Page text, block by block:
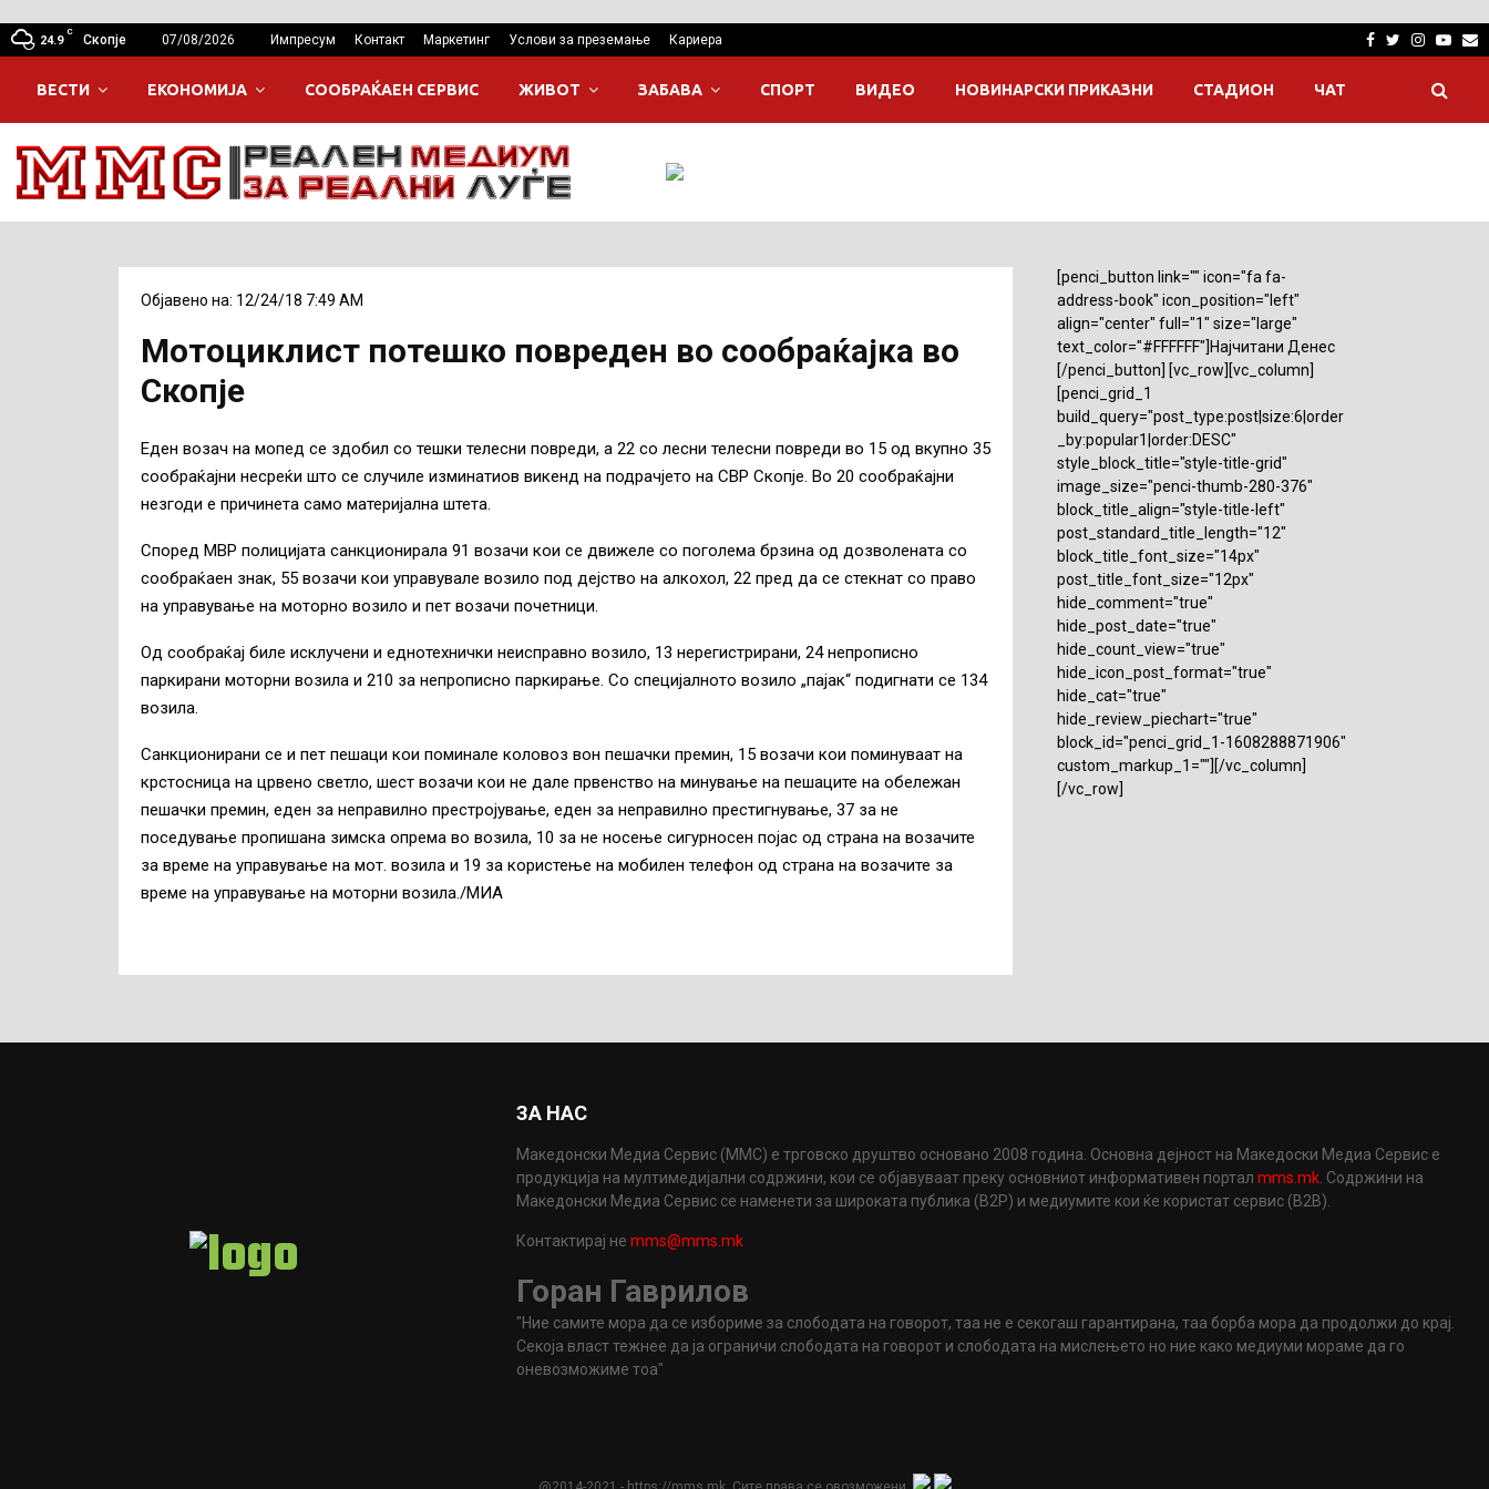
24.9
C
Скопје 07/08/2026 Импресум Контакт Маркетинг Услови за преземање Кариера Facebook
Twitter
ВЕСТИ ЕКОНОМИЈА СООБРАЌАЕН СЕРВИС ЖИВОТ ЗАБАВА СПОРТ ВИДЕО НОВИНАРСКИ ПРИКАЗНИ СТАДИОН ЧАТ
Објавено на: 12/24/18 7:49 AM
Мотоциклист потешко повреден во сообраќајка во
Скопје
Еден возач на мопед се здобил со тешки телесни повреди, a 22 со лесни телесни повреди во 15 од вкупно 35
сообраќајни несреќи што се случиле изминатиов викенд на подрачјето на СВР Скопје. Во 20 сообраќајни
незгоди е причинета само материјална штета.
Според МВР полицијата санкционирала 91 возачи кои се движеле со поголема брзина од дозволената со
сообраќаен знак, 55 возачи кои управувале возило под дејство на алкохол, 22 пред да се стекнат со право
на управување на моторно возило и пет возачи почетници.
Од сообраќај биле исклучени и еднотехнички неисправно возило, 13 нерегистрирани, 24 непрописно
паркирани моторни возила и 210 за непрописно паркирање. Со специјалното возило „пајак“ подигнати се 134
возила.
Санкционирани се и пет пешаци кои поминале коловоз вон пешачки премин, 15 возачи кои поминуваат на
крстосница на црвено светло, шест возачи кои не дале првенство на минување на пешаците на обележан
пешачки премин, еден за неправилно престројување, еден за неправилно престигнување, 37 за не
поседување пропишана зимска опрема во возила, 10 за не носење сигурносен појас од страна на возачите
за време на управување на мот. возила и 19 за користење на мобилен телефон од страна на возачите за
време на управување на моторни возила./МИА
[penci_button link="" icon="fa fa-
address-book" icon_position="left"
align="center" full="1" size="large"
text_color="#FFFFFF"]Најчитани Денес
[/penci_button] [vc_row][vc_column]
[penci_grid_1
build_query="post_type:post|size:6|order
_by:popular1|order:DESC"
style_block_title="style-title-grid"
image_size="penci-thumb-280-376"
block_title_align="style-title-left"
post_standard_title_length="12"
block_title_font_size="14px"
post_title_font_size="12px"
hide_comment="true"
hide_post_date="true"
hide_count_view="true"
hide_icon_post_format="true"
hide_cat="true"
hide_review_piechart="true"
block_id="penci_grid_1-1608288871906"
custom_markup_1=""][/vc_column]
[/vc_row]
ЗА НАС
Македонски Медиа Сервис (ММС) е трговско друштво основано 2008 година. Основна дејност на Македоски Медиа Сервис е
продукција на мултимедијални содржини, кои се објавуваат преку основниот информативен порталmms.mk. Содржини на
Македонски Медиа Сервис се наменети за широката публика (B2P) и медиумите кои ќе користат сервис (B2B).
Контактирај неmms@mms.mk
Горан Гаврилов
"Ние самите мора да се избориме за слободата на говорот, таа не е секогаш гарантирана, таа борба мора да продолжи до крај.
Секоја власт тежнее да ја ограничи слободата на говорот и слободата на мислењето но ние како медиуми мораме да го
оневозможиме тоа"